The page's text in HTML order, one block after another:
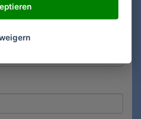
Sie das Formular aus.